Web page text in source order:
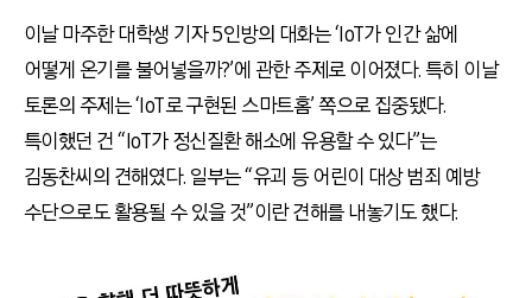
이날 마주한 대학생 기자 5인방의 대화는 ‘IoT가 인간 삶에
어떻게 온기를 불어넣을까?’에 관한 주제로 이어졌다. 특히 이날
토론의 주제는 ‘IoT로 구현된 스마트홈’ 쪽으로 집중됐다.
특이했던 건 “IoT가 정신질환 해소에 유용할 수 있다”는
김동찬씨의 견해였다. 일부는 “유괴 등 어린이 대상 범죄 예방
수단으로도 활용될 수 있을 것”이란 견해를 내놓기도 했다.